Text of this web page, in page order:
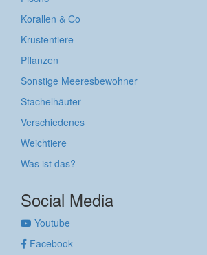
Korallen & Co
Krustentiere
Pflanzen
Sonstige Meeresbewohner
Stachelhäuter
Verschiedenes
Weichtiere
Was ist das?
Social Media
Youtube
Facebook